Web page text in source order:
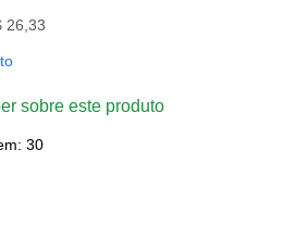
26,33
sobre este produto
30